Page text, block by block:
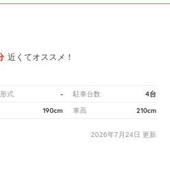
近くてオススメ！
式 - 駐車台数 4台
190cm 車高 210cm
2026年7月24日 更新